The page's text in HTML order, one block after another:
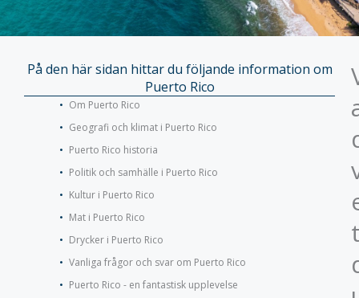
På den här sidan hittar du följande information om
Puerto Rico
Om Puerto Rico
Geografi och klimat i Puerto Rico
Puerto Rico historia
Politik och samhälle i Puerto Rico
Kultur i Puerto Rico
Mat i Puerto Rico
Drycker i Puerto Rico
Vanliga frågor och svar om Puerto Rico
Puerto Rico - en fantastisk upplevelse